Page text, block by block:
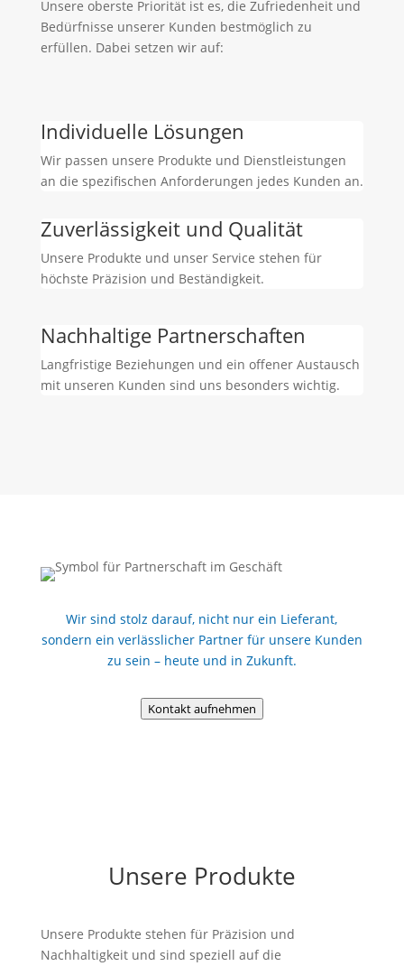
Unsere oberste Priorität ist es, die Zufriedenheit und
Bedürfnisse unserer Kunden bestmöglich zu
erfüllen. Dabei setzen wir auf:
Individuelle Lösungen
Wir passen unsere Produkte und Dienstleistungen
an die spezifischen Anforderungen jedes Kunden an.
Zuverlässigkeit und Qualität
Unsere Produkte und unser Service stehen für
höchste Präzision und Beständigkeit.
Nachhaltige Partnerschaften
Langfristige Beziehungen und ein offener Austausch
mit unseren Kunden sind uns besonders wichtig.
Wir sind stolz darauf, nicht nur ein Lieferant,
sondern ein verlässlicher Partner für unsere Kunden
zu sein – heute und in Zukunft.
Kontakt aufnehmen
Unsere Produkte
Unsere Produkte stehen für Präzision und
Nachhaltigkeit und sind speziell auf die